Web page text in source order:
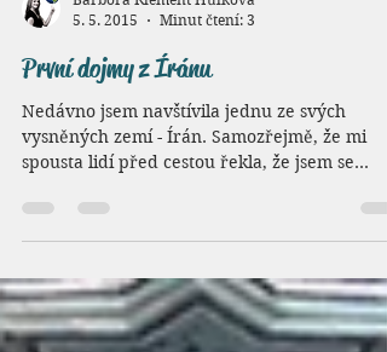
Barbora Klement Hůlková
5. 5. 2015
Minut čtení: 3
První dojmy z Íránu
Nedávno jsem navštívila jednu ze svých
vysněných zemí - Írán. Samozřejmě, že mi
zbláznila a...